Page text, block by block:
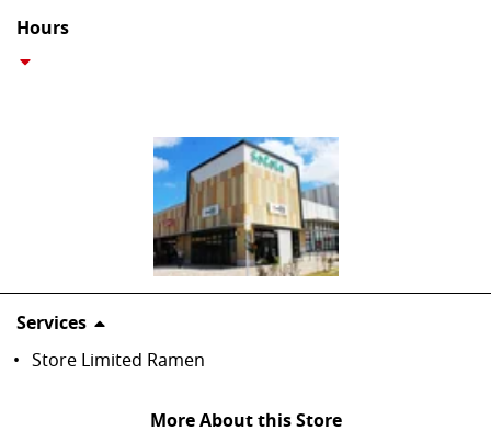
Hours
Services
Store Limited Ramen
More About this Store